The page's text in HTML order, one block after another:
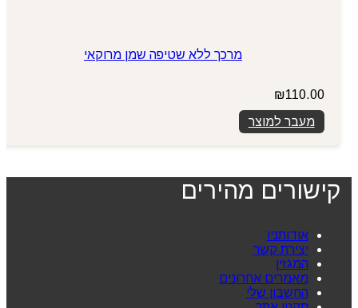
מרכך ללא שטיפה שמן מרוקאי
₪110.00
מעבר למוצר
קישורים מהירים
אודותניו
יצירת קשר
המגזין
מאמרים אחרונים
החשבון שלי